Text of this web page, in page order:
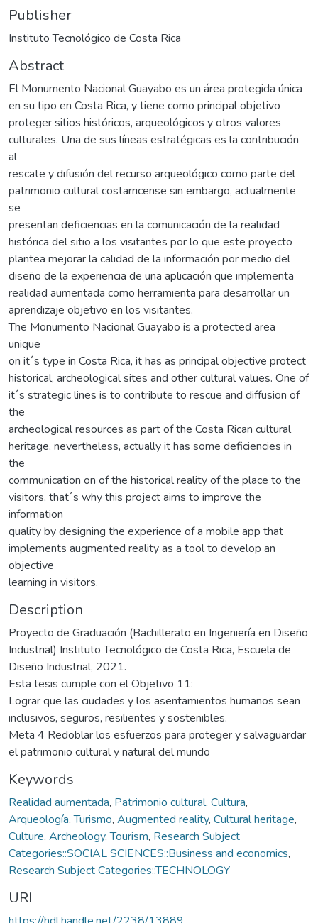
Publisher
Instituto Tecnológico de Costa Rica
Abstract
El Monumento Nacional Guayabo es un área protegida única
en su tipo en Costa Rica, y tiene como principal objetivo
proteger sitios históricos, arqueológicos y otros valores
culturales. Una de sus líneas estratégicas es la contribución
al
rescate y difusión del recurso arqueológico como parte del
patrimonio cultural costarricense sin embargo, actualmente
se
presentan deficiencias en la comunicación de la realidad
histórica del sitio a los visitantes por lo que este proyecto
plantea mejorar la calidad de la información por medio del
diseño de la experiencia de una aplicación que implementa
realidad aumentada como herramienta para desarrollar un
aprendizaje objetivo en los visitantes.
The Monumento Nacional Guayabo is a protected area
unique
on it´s type in Costa Rica, it has as principal objective protect
historical, archeological sites and other cultural values. One of
it´s strategic lines is to contribute to rescue and diffusion of
the
archeological resources as part of the Costa Rican cultural
heritage, nevertheless, actually it has some deficiencies in
the
communication on of the historical reality of the place to the
visitors, that´s why this project aims to improve the
information
quality by designing the experience of a mobile app that
implements augmented reality as a tool to develop an
objective
learning in visitors.
Description
Proyecto de Graduación (Bachillerato en Ingeniería en Diseño
Industrial) Instituto Tecnológico de Costa Rica, Escuela de
Diseño Industrial, 2021.
Esta tesis cumple con el Objetivo 11:
Lograr que las ciudades y los asentamientos humanos sean
inclusivos, seguros, resilientes y sostenibles.
Meta 4 Redoblar los esfuerzos para proteger y salvaguardar
el patrimonio cultural y natural del mundo
Keywords
Realidad aumentada, Patrimonio cultural, Cultura,
Arqueología,Turismo, Augmented reality, Cultural heritage,
Culture, Archeology,Tourism, Research Subject
Categories::SOCIAL SCIENCES::Business and economics,
Research Subject Categories::TECHNOLOGY
URI